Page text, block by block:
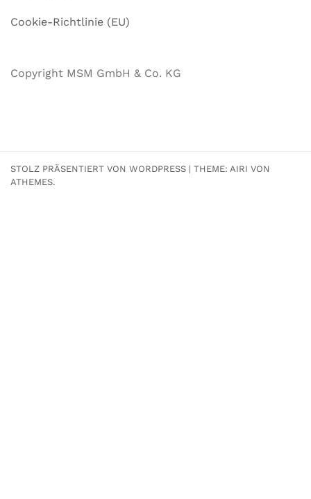
Cookie-Richtlinie (EU)
Copyright MSM GmbH & Co. KG
STOLZ PRÄSENTIERT VON WORDPRESS | THEME: AIRI VON
ATHEMES.